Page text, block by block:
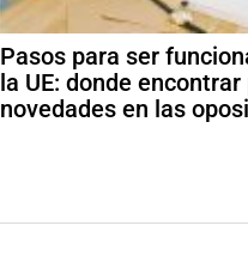
Pasos para ser
la UE: donde
novedades en las